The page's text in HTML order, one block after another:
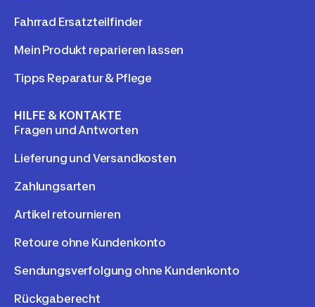
Fahrrad Ersatzteilfinder
Mein Produkt reparieren lassen
Tipps Reparatur & Pflege
HILFE & KONTAKTE
Fragen und Antworten
Lieferung und Versandkosten
Zahlungsarten
Artikel retournieren
Retoure ohne Kundenkonto
Sendungsverfolgung ohne Kundenkonto
Rückgaberecht